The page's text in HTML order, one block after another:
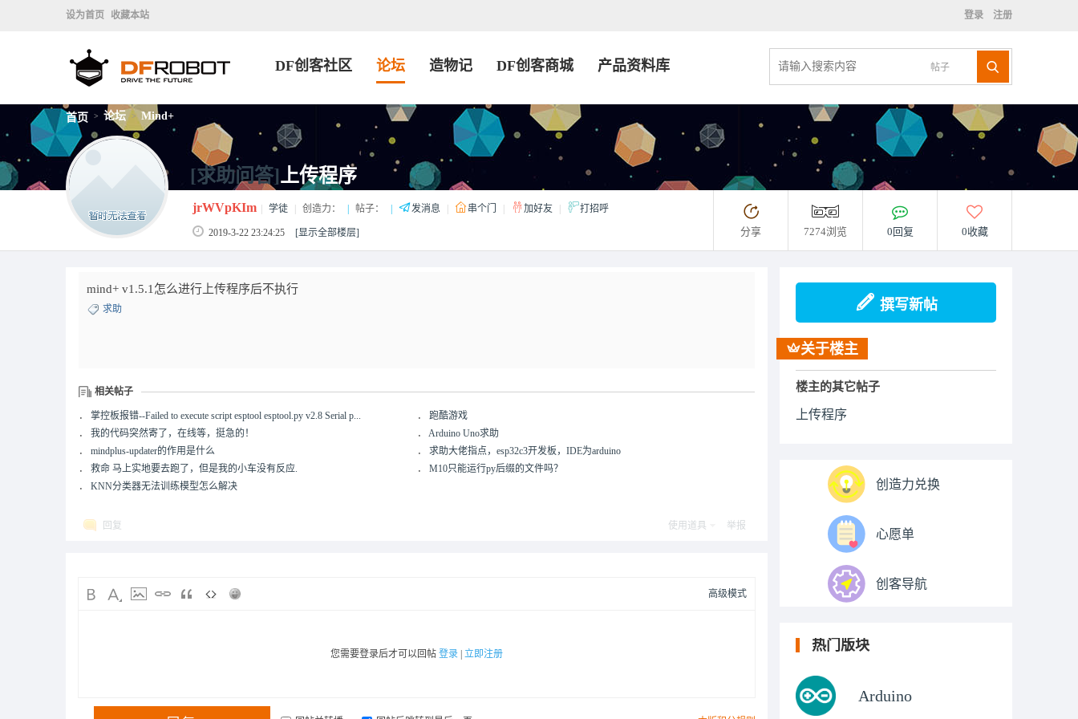
设为首页 收藏本站 登录 注册
帖子
DF创客社区 论坛 造物记 DF创客商城 产品资料库
首页 > 论坛 > Mind+
[求助问答]上传程序
jrWVpKIm 学徒 创造力： 帖子： 发消息 串个门 加好友 打招呼
2019-3-22 23:24:25 [显示全部楼层] 分享 7274浏览 0回复 0收藏
mind+ v1.5.1怎么进行上传程序后不执行
求助
相关帖子
． 掌控板报错--Failed to execute script esptool esptool.py v2.8 Serial p... ． 跑酷游戏
． 我的代码突然寄了，在线等，挺急的！ ． Arduino Uno求助
． mindplus-updater的作用是什么 ． 求助大佬指点，esp32c3开发板，IDE为arduino
． 救命 马上实地要去跑了，但是我的小车没有反应. ． M10只能运行py后缀的文件吗？
． KNN分类器无法训练模型怎么解决
回复 使用道具 举报
高级模式
您需要登录后才可以回帖 登录 立即注册
撰写新帖
关于楼主
楼主的其它帖子
上传程序
创造力兑换
心愿单
创客导航
热门版块
Arduino